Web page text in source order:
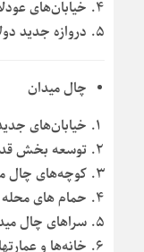
خیابان‌های
دروازه جدید
چال میدان
خیابان‌های
توسعه بخش
کوچه‌های چال
حمام های
سراهای چال
خانه‌ها و